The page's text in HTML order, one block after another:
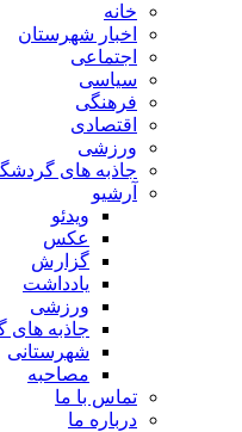
خانه
اخبار شهرستان
اجتماعی
سیاسی
فرهنگی
اقتصادی
ورزشی
جاذبه های
آرشیو
ویدئو
عکس
گزارش
یادداشت
ورزشی
جاذبه
شهرستانی
مصاحبه
تماس با ما
درباره ما